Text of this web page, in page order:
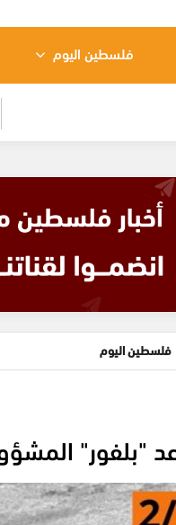
فلسطين اليوم
فلسطين اليوم